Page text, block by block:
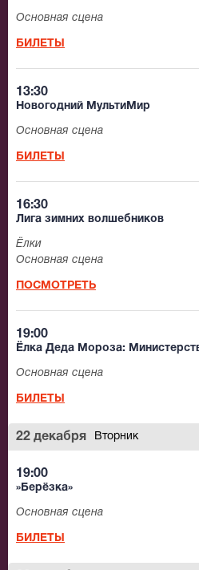
Основная сцена
БИЛЕТЫ
13:30
Новогодний МультиМир
Основная сцена
БИЛЕТЫ
16:30
Лига зимних волшебников
Ёлки
Основная сцена
ПОСМОТРЕТЬ
19:00
Ёлка Деда Мороза:
Основная сцена
БИЛЕТЫ
22 декабря Вторник
19:00
»Берёзка»
Основная сцена
БИЛЕТЫ